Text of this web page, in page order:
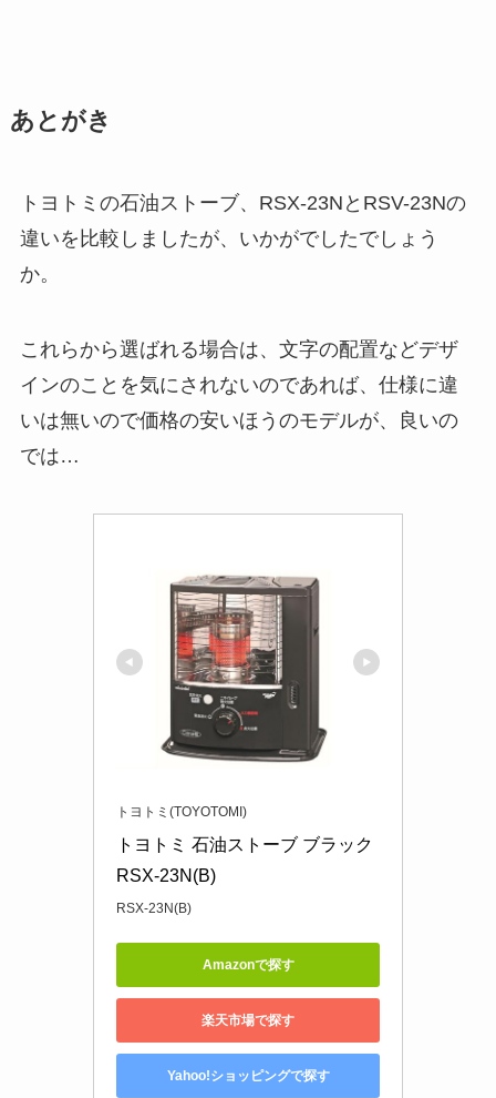
あとがき
トヨトミの石油ストーブ、RSX-23NとRSV-23Nの
違いを比較しましたが、いかがでしたでしょう
か。
これらから選ばれる場合は、文字の配置などデザ
インのことを気にされないのであれば、仕様に違
いは無いので価格の安いほうのモデルが、良いの
では…
トヨトミ(TOYOTOMI)
トヨトミ 石油ストーブ ブラック
RSX-23N(B)
RSX-23N(B)
Amazonで探す
楽天市場で探す
Yahoo!ショッピングで探す